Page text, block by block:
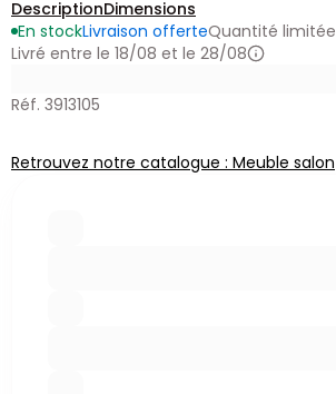
DescriptionDimensions
En stockLivraison offerteQuantité limitée
Livré entre le 18/08 et le 28/08
Réf. 3913105
Retrouvez notre catalogue : Meuble salon